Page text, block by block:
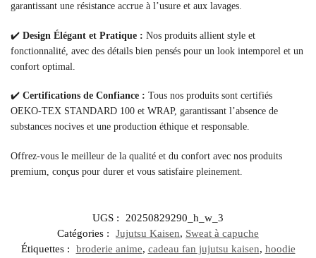
garantissant une résistance accrue à l’usure et aux lavages.
✔️ Design Élégant et Pratique : Nos produits allient style et
fonctionnalité, avec des détails bien pensés pour un look intemporel et un
confort optimal.
✔️ Certifications de Confiance : Tous nos produits sont certifiés
OEKO-TEX STANDARD 100 et WRAP, garantissant l’absence de
substances nocives et une production éthique et responsable.
Offrez-vous le meilleur de la qualité et du confort avec nos produits
premium, conçus pour durer et vous satisfaire pleinement.
UGS :
20250829290_h_w_3
Catégories :
Jujutsu Kaisen, Sweat à capuche
Étiquettes :
broderie anime, cadeau fan jujutsu kaisen, hoodie